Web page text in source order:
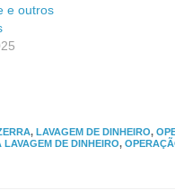
e outros
, LAVAGEM DE DINHEIRO,
DE DINHEIRO,